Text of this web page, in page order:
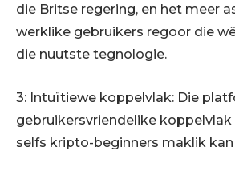
die Britse regering, en het meer
werklike gebruikers regoor die
die nuutste tegnologie.
3: Intuïtiewe koppelvlak: Die
gebruikersvriendelike
selfs kripto-beginners maklik kan